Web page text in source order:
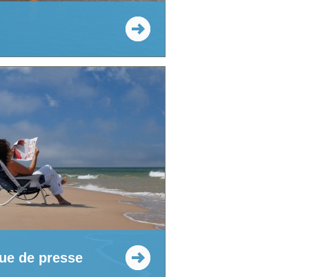
de presse